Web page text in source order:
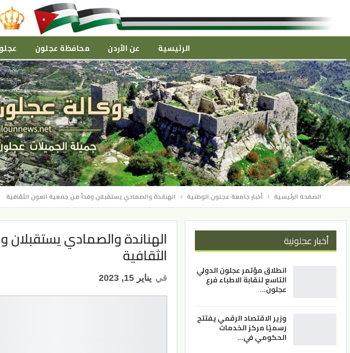
الرئيسية عن الأردن محافظة عجلون
الصفحة الرئيسية أخبار جامعة عجلون الوطنية الهناندة والصمادي يستقبلان وفداً من جمعية العون الثقافية
الهناندة والصمادي
الثقافية
في يناير 15, 2023
أخبار عجلونية
انطلاق مؤتمر عجلون الدولي
التاسع لنقابة الاطباء فرع
عجلون…
وزير الاقتصاد الرقمي يفتتح
رسميًا مركز الخدمات
الحكومي في…